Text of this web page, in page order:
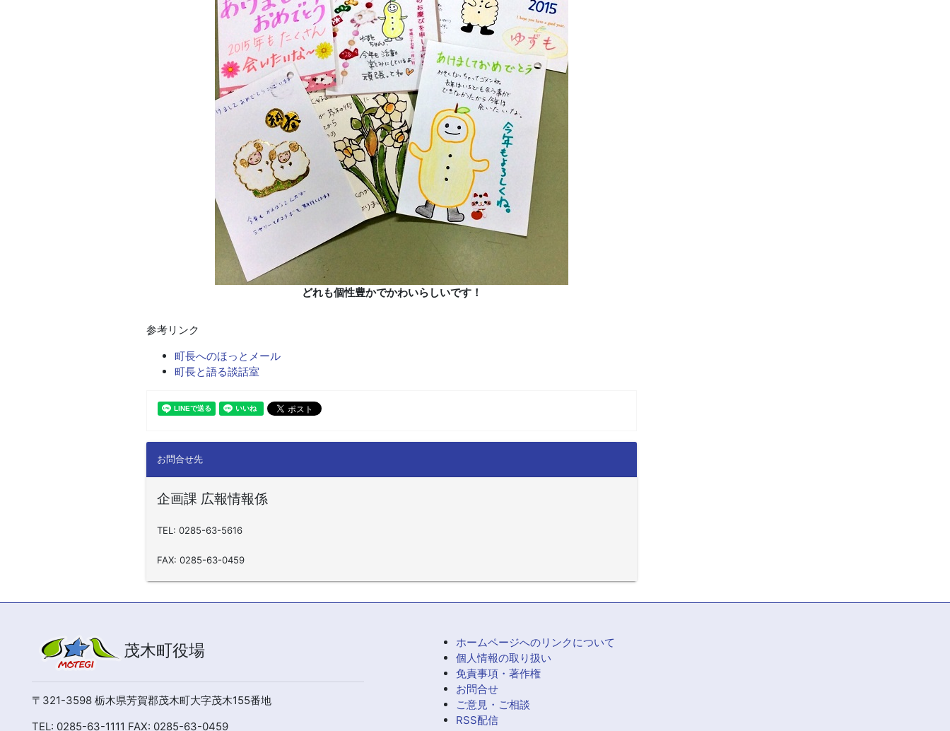
どれも個性豊かでかわいらしいです！
参考リンク
町長へのほっとメール
町長と語る談話室
お問合せ先
企画課 広報情報係
TEL: 0285-63-5616
FAX: 0285-63-0459
茂木町役場
〒321-3598 栃木県芳賀郡茂木町大字茂木155番地
TEL: 0285-63-1111 FAX: 0285-63-0459
ホームページへのリンクについて
個人情報の取り扱い
免責事項・著作権
お問合せ
ご意見・ご相談
RSS配信